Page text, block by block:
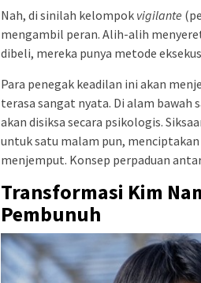
Nah, di sinilah kelompok vigilante
mengambil peran. Alih-alih
dibeli, mereka punya metode
Para penegak keadilan ini akan
terasa sangat nyata. Di alam
akan disiksa secara psikologis.
untuk satu malam pun,
menjemput. Konsep perpaduan
Transformasi Kim
Pembunuh